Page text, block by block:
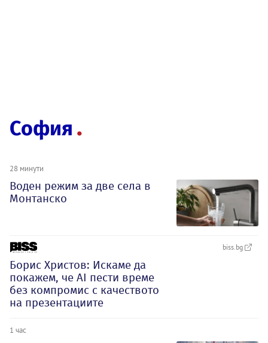
София
28 минути
Воден режим за две села в
Монтанско
biss.bg
Борис Христов: Искаме да
покажем, че АI пести време
без компромис с качеството
на презентациите
1 час